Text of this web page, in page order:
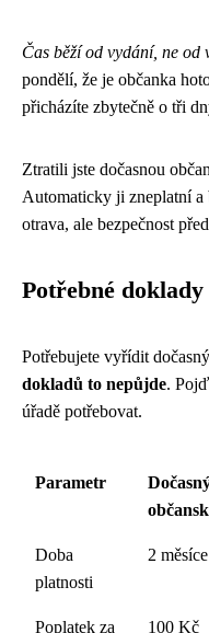
Čas běží od vydání, ne od
pondělí, že je občanka
přicházíte zbytečně o tři
Ztratili jste dočasnou
Automaticky ji zneplatní a
otrava, ale bezpečnost
Potřebné
Potřebujete vyřídit
dokladů to nepůjde.
úřadě potřebovat.
Parametr
Doba
platnosti
2 měsíce
Poplatek za
100 Kč